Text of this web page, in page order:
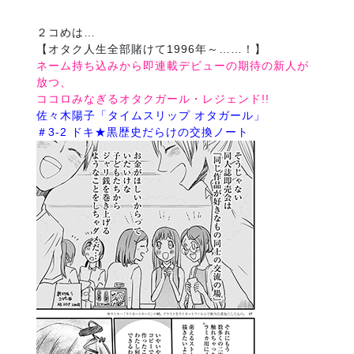
２コめは…
【オタク人生全部賭けて1996年～……！】
ネーム持ち込みから即連載デビューの期待の新人が
放つ、
ココロみなぎるオタクガール・レジェンド!!
佐々木陽子「タイムスリップ オタガール」
＃3-2 ドキ★黒歴史だらけの交換ノート